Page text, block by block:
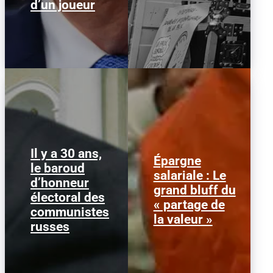
d’un joueur
Il y a 30 ans,
le baroud
d’honneur
électoral des
communistes
russes
Guennadi Ziouganov
salue la foule lors de sa
campagne à Kirov, en
Russie, le 14 mai 1996.
(Photo...
Épargne
salariale : Le
grand bluff du
« partage de
la valeur »
Alors que l'inflation et la
course aux profits
écrasent le pouvoir
d’achat, la loi « partage
de la...